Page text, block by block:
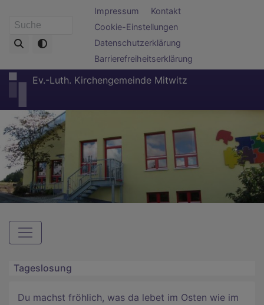
zum
Suche
Fußbereichsmenü
Impressum
Kontakt
Cookie-Einstellungen
Datenschutzerklärung
Barrierefreiheitserklärung
Ev.-Luth. Kirchengemeinde Mitwitz
Hauptnavigation
Tageslosung
Du machst fröhlich, was da lebet im Osten wie im